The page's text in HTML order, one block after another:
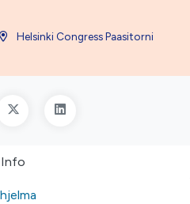
Helsinki Congress Paasitorni
Info